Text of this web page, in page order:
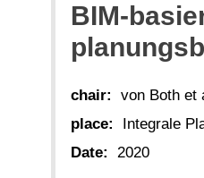
BIM-
chair:
von Both et
place:
Integrale
Date:
2020